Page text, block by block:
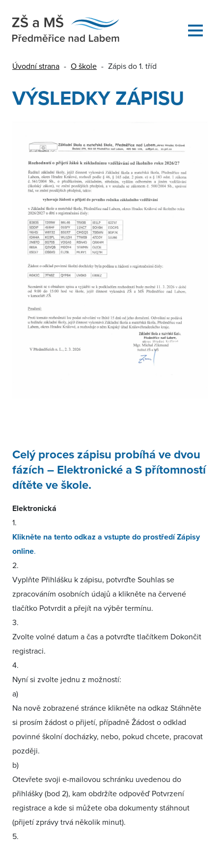
Úvodní strana - O škole - Zápis do 1. tříd
VÝSLEDKY ZÁPISU
Celý proces zápisu probíhá ve dvou
fázích – Elektronické a S přítomností
dítěte ve škole.
Elektronická
1.
Klikněte na tento odkaz a vstupte do prostředí Zápisy
online.
2.
Vyplňte Přihlášku k zápisu, potvrďte Souhlas se
zpracováním osobních údajů a klikněte na červené
tlačítko Potvrdit a přejít na výběr termínu.
3.
Zvolte volné datum a čas a potvrďte tlačítkem Dokončit
registraci.
4.
Nyní si zvolte jednu z možností:
a)
Na nově zobrazené stránce klikněte na odkaz Stáhněte
si prosím žádost o přijetí, případně Žádost o odklad
povinné školní docházky, nebo, pokud chcete, pracovat
později.
b)
Otevřete svoji e-mailovou schránku uvedenou do
přihlášky (bod 2), kam obdržíte odpověď Potvrzení
registrace a kde si můžete oba dokumenty stáhnout
(přijetí zprávy trvá několik minut).
5.